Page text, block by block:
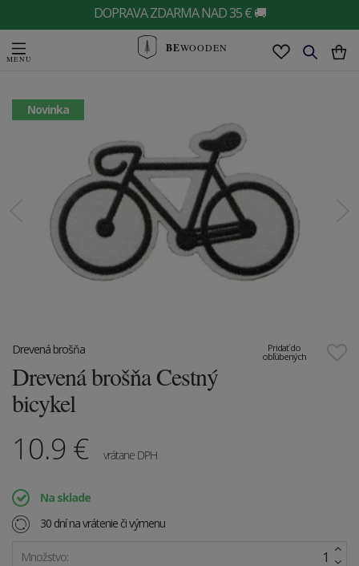
DOPRAVA ZDARMA NAD 35 € 🚚
BEWOODEN
Novinka
Pridať do
obľúbených
Drevená brošňa
Drevená brošňa Cestný
bicykel
10.9 € vrátane DPH
Na sklade
30 dní na vrátenie či výmenu
Množstvo: